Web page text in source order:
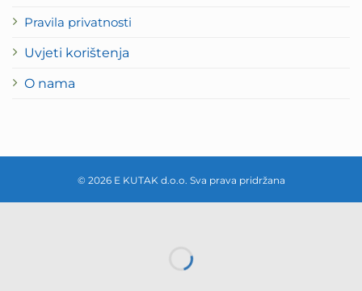
Pravila privatnosti
Uvjeti korištenja
O nama
© 2026 E KUTAK d.o.o. Sva prava pridržana